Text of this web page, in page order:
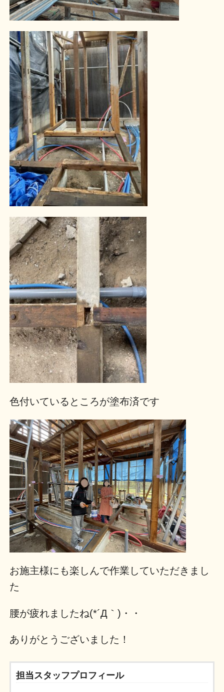
色付いているところが塗布済です
お施主様にも楽しんで作業していただきまし
た
腰が疲れましたね(*´Д｀)・・
ありがとうございました！
担当スタッフプロフィール